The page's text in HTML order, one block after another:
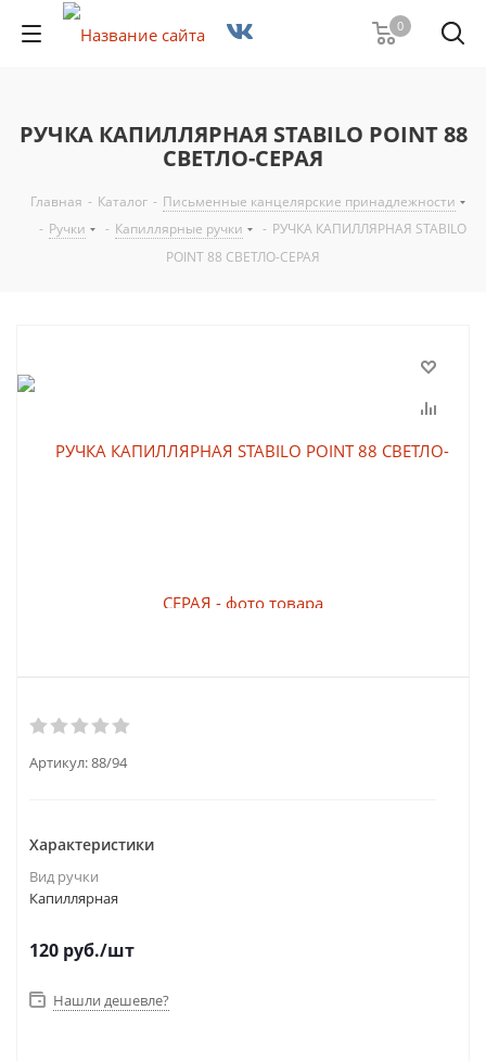
0
РУЧКА КАПИЛЛЯРНАЯ STABILO POINT 88
СВЕТЛО-СЕРАЯ
Главная - Каталог - Письменные канцелярские принадлежности
- Ручки - Капиллярные ручки - РУЧКА КАПИЛЛЯРНАЯ STABILO
POINT 88 СВЕТЛО-СЕРАЯ
Артикул:88/94
Характеристики
Вид ручки
Капиллярная
120 руб./шт
Нашли дешевле?